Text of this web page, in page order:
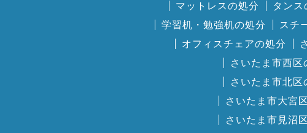
マットレスの処分
タンス
学習机・勉強机の処分
スチ
オフィスチェアの処分
さいたま市西
さいたま市北
さいたま市大宮
さいたま市見沼